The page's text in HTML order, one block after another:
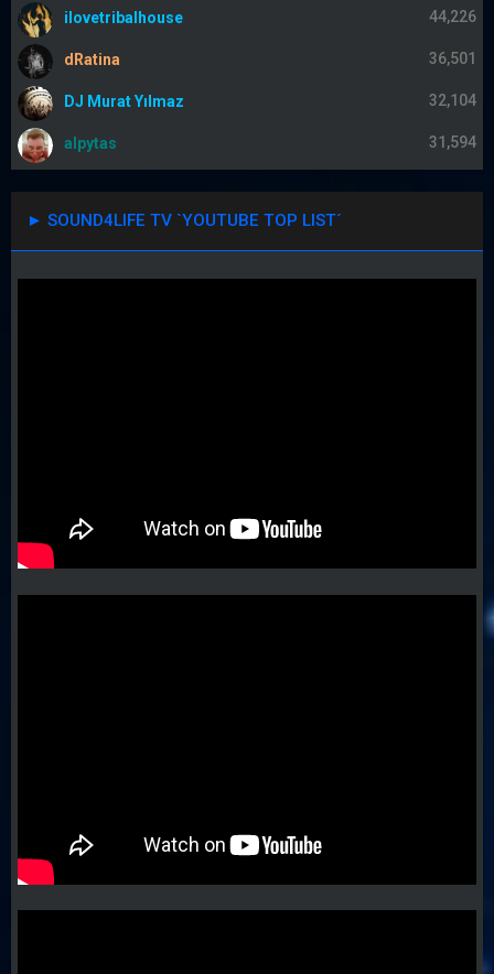
44,226
ilovetribalhouse
36,501
dRatina
32,104
DJ Murat Yılmaz
31,594
alpytas
► SOUND4LIFE TV `YOUTUBE TOP LIST´